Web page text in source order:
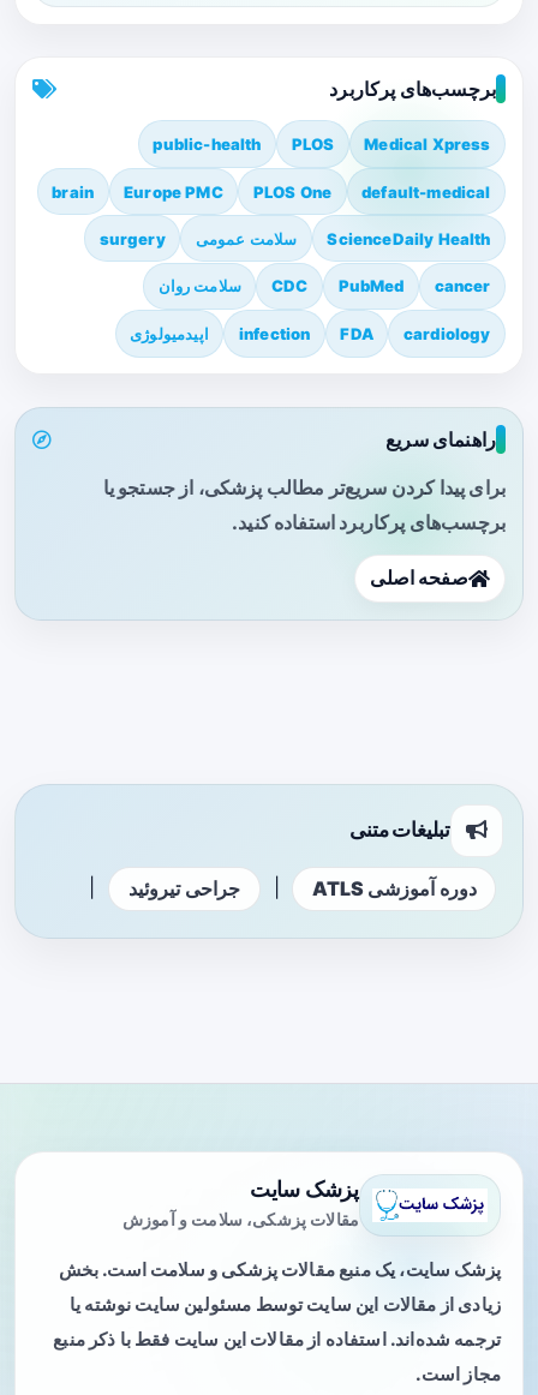
برچسب‌های پرکاربرد
Medical Xpress
PLOS
public-health
default-medical
PLOS One
Europe PMC
brain
ScienceDaily Health سلامت عمومی surgery
cancer
PubMed
CDC سلامت روان
cardiology
FDA
infection اپیدمیولوژی
راهنمای سریع
برای پیدا کردن سریع‌تر مطالب پزشکی، از جستجو یا
برچسب‌های پرکاربرد استفاده کنید.
صفحه اصلی
تبلیغات متنی
دوره آموزشی ATLS جراحی تیروئید
پزشک سایت
مقالات پزشکی، سلامت و آموزش
پزشک سایت، یک منبع مقالات پزشکی و سلامت است. بخش
زیادی از مقالات این سایت توسط مسئولین سایت نوشته یا
ترجمه شده‌اند. استفاده از مقالات این سایت فقط با ذکر منبع
مجاز است.